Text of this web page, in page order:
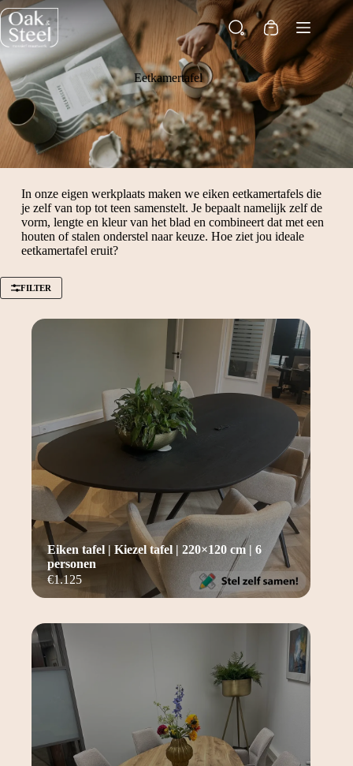
Ga
naar
de
inhoud
Winkelwagen
Eetkamertafel
In onze eigen werkplaats maken we eiken eetkamertafels die
je zelf van top tot teen samenstelt. Je bepaalt namelijk zelf de
vorm, lengte en kleur van het blad en combineert dat met een
houten of stalen onderstel naar keuze. Hoe ziet jou ideale
eetkamertafel eruit?
FILTER
€1.125
Eiken tafel | Kiezel tafel | 220×120 cm | 6
personen